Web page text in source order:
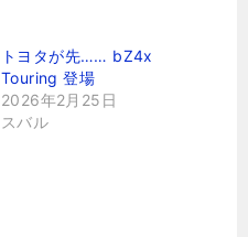
トヨタが先…… bZ4x
Touring 登場
2026年2月25日
スバル